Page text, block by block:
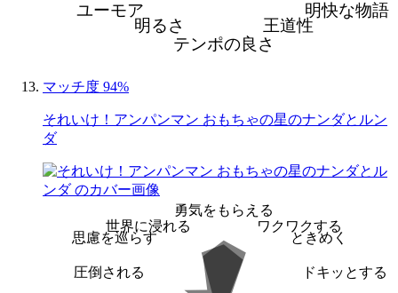
明快な物語
王道性
テンポの良さ
明るさ
ユーモア
マッチ度 94%
それいけ！アンパンマン おもちゃの星のナンダとルン
ダ
勇気をもらえる
ワクワクする
ときめく
ドキッとする
圧倒される
思慮を巡らす
世界に浸れる